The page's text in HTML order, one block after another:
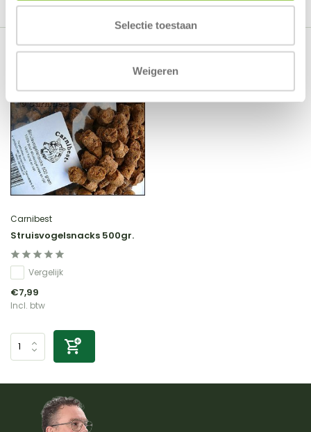
Selectie toestaan
Weigeren
Recent bekeken
Carnibest
Struisvogelsnacks 500gr.
Vergelijk
€7,99
Incl. btw